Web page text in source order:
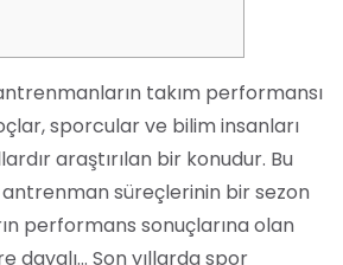
takım performansı
sporcular ve bilim insanları
araştırılan bir konudur. Bu
antrenman süreçlerinin bir sezon
performans sonuçlarına olan
dayalı… Son yıllarda spor